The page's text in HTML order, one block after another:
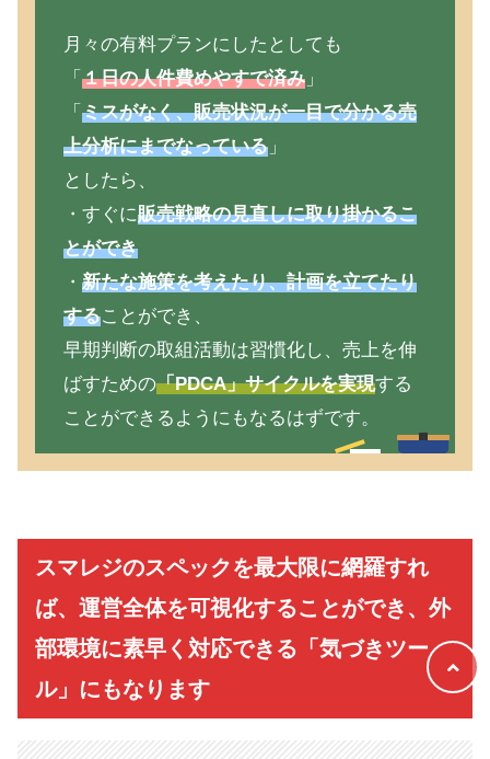
月々の有料プランにしたとしても
「 １日の人件費めやすで済み」
「 ミスがなく、販売状況が一目で分かる売
上分析にまでなっている」
としたら、
・すぐに販売戦略の見直しに取り掛かるこ
とができ
・ 新たな施策を考えたり、計画を立てたり
することができ、
早期判断の取組活動は習慣化し、売上を伸
ばすための「PDCA」サイクルを実現する
ことができるようにもなるはずです。
スマレジのスペックを最大限に網羅すれ
ば、運営全体を可視化することができ、外
部環境に素早く対応できる「気づきツー
ル」にもなります